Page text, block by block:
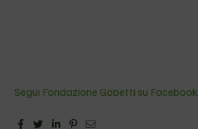
Segui Fondazione Gobetti su Facebook
FacebookTwitterLinkedinPinterest
Email